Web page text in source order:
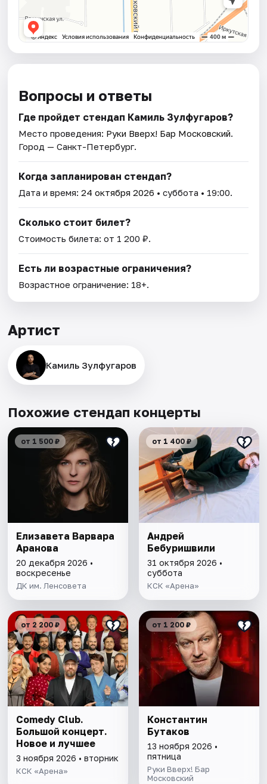
Вопросы и ответы
Где пройдет стендап Камиль Зулфугаров?
Место проведения: Руки Вверх! Бар Московский.
Город — Санкт-Петербург.
Когда запланирован стендап?
Дата и время:24 октября 2026 • суббота • 19:00.
Сколько стоит билет?
Стоимость билета: от 1 200 ₽.
Есть ли возрастные ограничения?
Возрастное ограничение: 18+.
Артист
Камиль Зулфугаров
Похожие стендап концерты
от 1 500 ₽
Елизавета Варвара
Аранова
20 декабря 2026 •
воскресенье
ДК им. Ленсовета
от 1 400 ₽
Андрей
Бебуришвили
31 октября 2026 •
суббота
КСК «Арена»
от 2 200 ₽
Comedy Club.
Большой концерт.
Новое и лучшее
3 ноября 2026 • вторник
КСК «Арена»
от 1 200 ₽
Константин
Бутаков
13 ноября 2026 •
пятница
Руки Вверх! Бар
Московский